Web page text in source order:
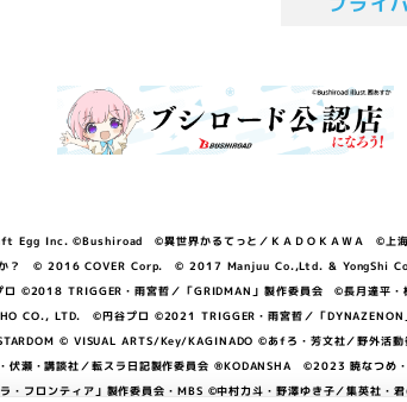
Egg Inc. ©Bushiroad ©異世界かるてっと／ＫＡＤＯＫＡＷＡ
すか？ © 2016 COVER Corp. © 2017 Manjuu Co.,Ltd. &
TRIGGER・雨宮哲／「GRIDMAN」製作委員会 ©長月達平・
LTD. ©円谷プロ ©2021 TRIGGER・雨宮哲／「DYNAZENON」
© VISUAL ARTS/Key/KAGINADO ©あfろ・芳文社／野外活
瀬・講談社／転スラ日記製作委員会 ®KODANSHA ©2023 暁な
・フロンティア」製作委員会・MBS ©中村力斗・野澤ゆき子／集英